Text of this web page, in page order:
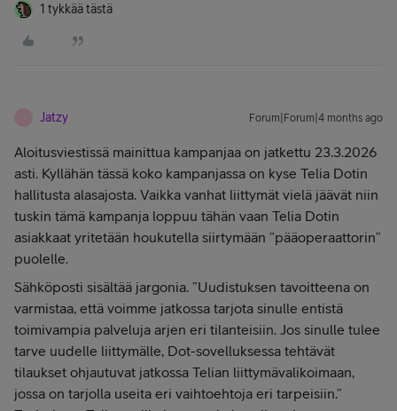
1 tykkää tästä
Jatzy Forum|Forum|4 months ago
Aloitusviestissä mainittua kampanjaa on jatkettu 23.3.2026
asti. Kyllähän tässä koko kampanjassa on kyse Telia Dotin
hallitusta alasajosta. Vaikka vanhat liittymät vielä jäävät niin
tuskin tämä kampanja loppuu tähän vaan Telia Dotin
asiakkaat yritetään houkutella siirtymään ”pääoperaattorin”
puolelle.
Sähköposti sisältää jargonia. ”Uudistuksen tavoitteena on
varmistaa, että voimme jatkossa tarjota sinulle entistä
toimivampia palveluja arjen eri tilanteisiin. Jos sinulle tulee
tarve uudelle liittymälle, Dot-sovelluksessa tehtävät
tilaukset ohjautuvat jatkossa Telian liittymävalikoimaan,
jossa on tarjolla useita eri vaihtoehtoja eri tarpeisiin.”